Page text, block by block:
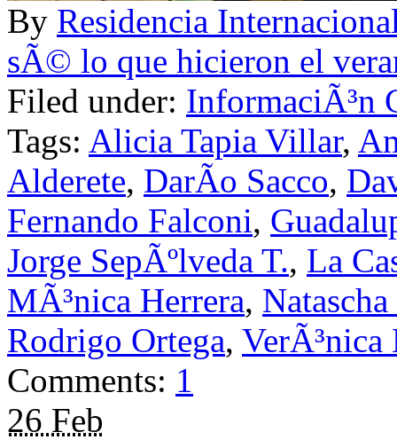
By Residencia
sÃ© lo que hicieron el
Filed under: InformaciÃ³n
Tags: Alicia Tapia Villar,
Alderete, DarÃ­o Sacco,
Fernando Falconi,
Jorge SepÃºlveda T., La
MÃ³nica Herrera,
Rodrigo Ortega, VerÃ³nica
Comments: 1
26 Feb